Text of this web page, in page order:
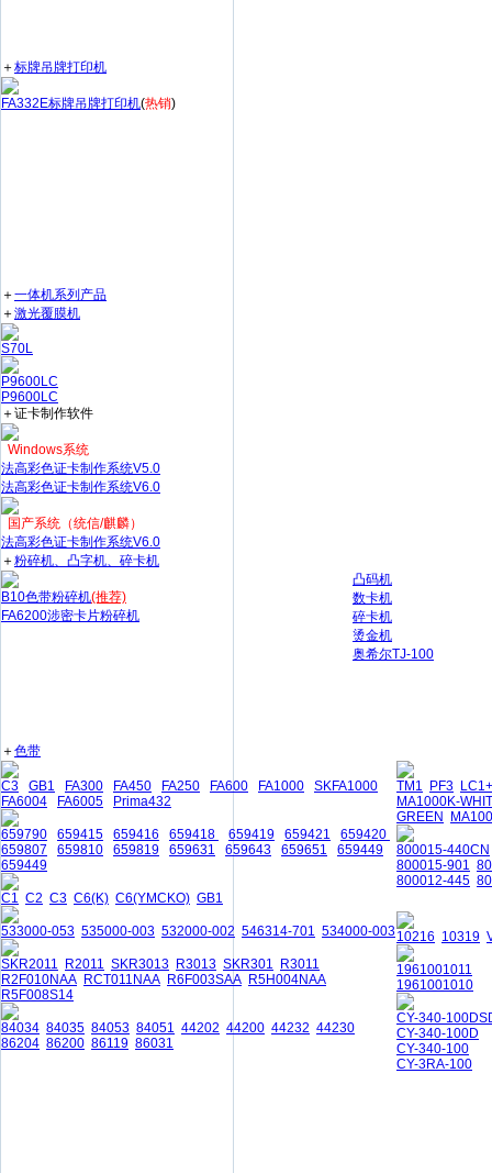
＋标牌吊牌打印机
FA332E标牌吊牌打印机(热销)
＋一体机系列产品
＋激光覆膜机
S70L
P9600LC
P9600LC
＋证卡制作软件
Windows系统
法高彩色证卡制作系统V5.0
法高彩色证卡制作系统V6.0
国产系统（统信/麒麟）
法高彩色证卡制作系统V6.0
＋粉碎机、凸字机、碎卡机
B10色带粉碎机(推荐)
FA6200涉密卡片粉碎机
凸码机
数卡机
碎卡机
烫金机
奥希尔TJ-100
＋色带
C3 GB1 FA300 FA450 FA250 FA600 FA1000
SKFA1000
FA6004
FA6005 Prima432
659790 659415 659416 659418 659419 659421
659420
659807
659810 659819 659631 659643 659651
659449
659449
C1 C2 C3 C6(K) C6(YMCKO) GB1
533000-053 535000-003 532000-002 546314-701 534000-003
SKR2011 R2011 SKR3013 R3013 SKR301
R3011
R2F010NAA RCT011NAA R6F003SAA R5H004NAA
R5F008S14
84034 84035 84053 84051 44202 44200 44232 44230
86204 86200 86119 86031
TM1 PF3 LC1+
MA1000K-
GREEN
800015-440CN
800015-901
800012-445
10216 10319
1961001011
1961001010
CY-340-
CY-340-100D
CY-340-100
CY-3RA-100